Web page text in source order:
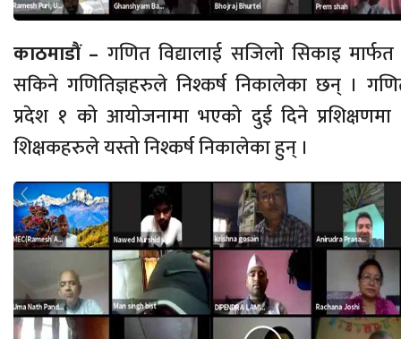
काठमाडाैं – गणित विद्यालाई सजिलो सिकाइ
सकिने गणितिज्ञहरुले निश्कर्ष निकालेका छन् ।
प्रदेश १ को आयोजनामा भएको दुई दिने
शिक्षकहरुले यस्तो निश्कर्ष निकालेका हुन् ।